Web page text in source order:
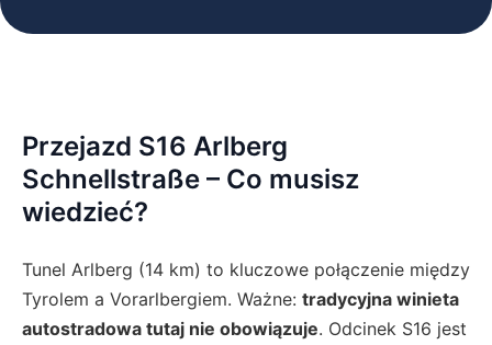
Przejazd S16 Arlberg
Schnellstraße – Co musisz
wiedzieć?
Tunel Arlberg (14 km) to kluczowe połączenie między
Tyrolem a Vorarlbergiem. Ważne: tradycyjna winieta
autostradowa tutaj nie obowiązuje. Odcinek S16 jest